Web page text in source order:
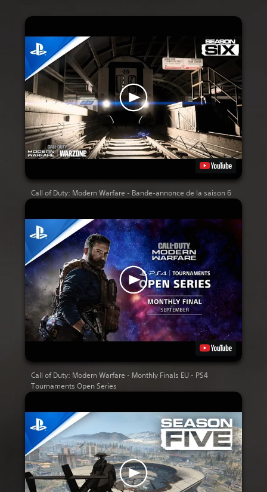
Call of Duty: Modern Warfare - Bande-annonce de la saison 6
Call of Duty: Modern Warfare - Monthly Finals EU - PS4
Tournaments Open Series